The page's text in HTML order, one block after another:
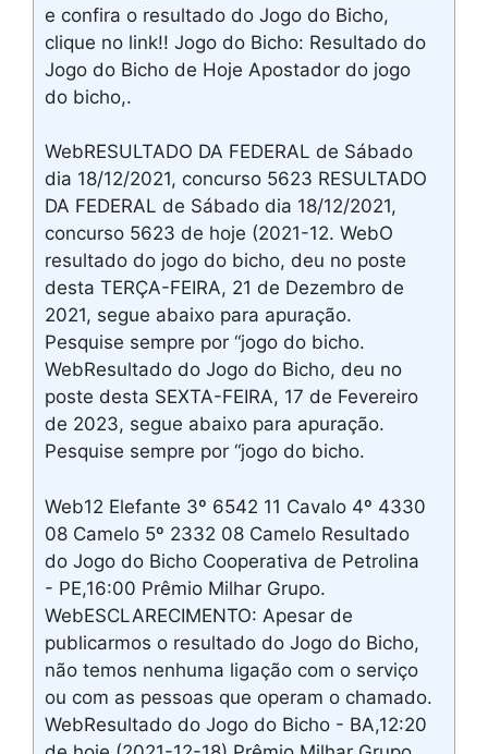
e confira o resultado do Jogo do Bicho,
clique no link!! Jogo do Bicho: Resultado do
Jogo do Bicho de Hoje Apostador do jogo
do bicho,.
WebRESULTADO DA FEDERAL de Sábado
dia 18/12/2021, concurso 5623 RESULTADO
DA FEDERAL de Sábado dia 18/12/2021,
concurso 5623 de hoje (2021-12. WebO
resultado do jogo do bicho, deu no poste
desta TERÇA-FEIRA, 21 de Dezembro de
2021, segue abaixo para apuração.
Pesquise sempre por “jogo do bicho.
WebResultado do Jogo do Bicho, deu no
poste desta SEXTA-FEIRA, 17 de Fevereiro
de 2023, segue abaixo para apuração.
Pesquise sempre por “jogo do bicho.
Web12 Elefante 3º 6542 11 Cavalo 4º 4330
08 Camelo 5º 2332 08 Camelo Resultado
do Jogo do Bicho Cooperativa de Petrolina
- PE,16:00 Prêmio Milhar Grupo.
WebESCLARECIMENTO: Apesar de
publicarmos o resultado do Jogo do Bicho,
não temos nenhuma ligação com o serviço
ou com as pessoas que operam o chamado.
WebResultado do Jogo do Bicho - BA,12:20